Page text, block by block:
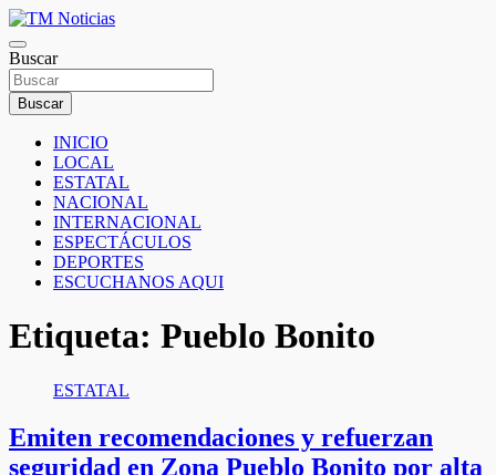
Saltar
al
contenido
TM Noticias
TM Noticias
Buscar
Buscar
INICIO
LOCAL
ESTATAL
NACIONAL
INTERNACIONAL
ESPECTÁCULOS
DEPORTES
ESCUCHANOS AQUI
Etiqueta: Pueblo Bonito
ESTATAL
Emiten recomendaciones y refuerzan
seguridad en Zona Pueblo Bonito por alta